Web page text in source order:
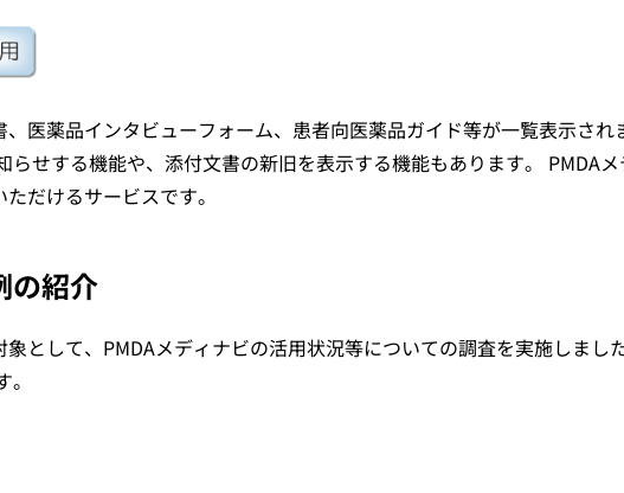
医薬品インタビューフォーム、患者向医薬品ガイド等が一覧表示され
せする機能や、添付文書の新旧を表示する機能もあります。 PMDA
だけるサービスです。
の紹介
として、PMDAメディナビの活用状況等についての調査を実施しまし